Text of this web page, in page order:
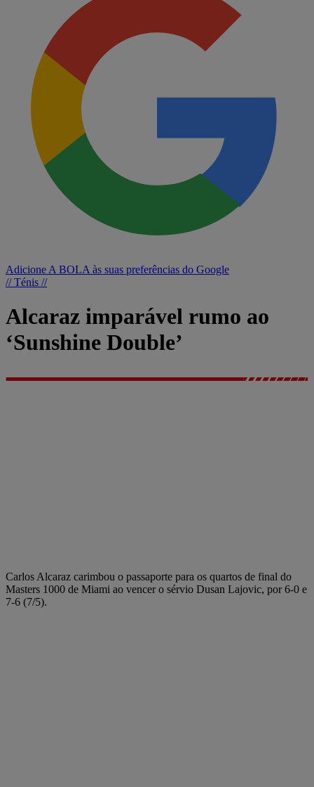
Adicione A BOLA às suas preferências do Google
// Ténis //
Alcaraz imparável rumo ao
‘Sunshine Double’
Carlos Alcaraz carimbou o passaporte para os quartos de final do
Masters 1000 de Miami ao vencer o sérvio Dusan Lajovic, por 6-0 e
7-6 (7/5).